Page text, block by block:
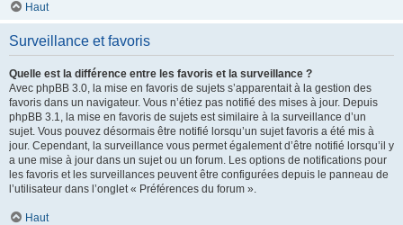
Haut
Surveillance et favoris
Quelle est la différence entre les favoris et la surveillance ?
Avec phpBB 3.0, la mise en favoris de sujets s’apparentait à la gestion des
favoris dans un navigateur. Vous n’étiez pas notifié des mises à jour. Depuis
phpBB 3.1, la mise en favoris de sujets est similaire à la surveillance d’un
sujet. Vous pouvez désormais être notifié lorsqu’un sujet favoris a été mis à
jour. Cependant, la surveillance vous permet également d’être notifié lorsqu’il y
a une mise à jour dans un sujet ou un forum. Les options de notifications pour
les favoris et les surveillances peuvent être configurées depuis le panneau de
l’utilisateur dans l’onglet « Préférences du forum ».
Haut